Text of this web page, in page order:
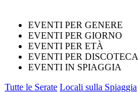
EVENTI PER GENERE
EVENTI PER GIORNO
EVENTI PER ETÀ
EVENTI PER DISCOTECA
EVENTI IN SPIAGGIA
Tutte le Serate Locali sulla Spiaggia